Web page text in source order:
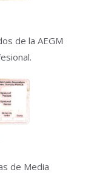
de la AEGM
de Media